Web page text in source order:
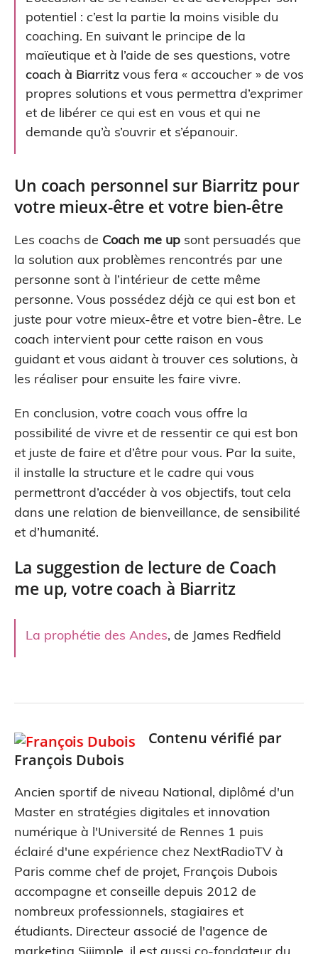
potentiel : c’est la partie la moins visible du
coaching. En suivant le principe de la
maïeutique et à l’aide de ses questions, votre
coach à Biarritzvous fera « accoucher » de vos
propres solutions et vous permettra d’exprimer
et de libérer ce qui est en vous et qui ne
demande qu’à s’ouvrir et s’épanouir.
Un coach personnel sur Biarritz pour
votre mieux-être et votre bien-être
Les coachs de Coach me up sont persuadés que
la solution aux problèmes rencontrés par une
personne sont à l’intérieur de cette même
personne. Vous possédez déjà ce qui est bon et
juste pour votre mieux-être et votre bien-être. Le
coach intervient pour cette raison en vous
guidant et vous aidant à trouver ces solutions, à
les réaliser pour ensuite les faire vivre.
En conclusion, votre coach vous offre la
possibilité de vivre et de ressentir ce qui est bon
et juste de faire et d’être pour vous. Par la suite,
il installe la structure et le cadre qui vous
permettront d’accéder à vos objectifs, tout cela
dans une relation de bienveillance, de sensibilité
et d’humanité.
La suggestion de lecture de Coach
me up, votre coach à Biarritz
La prophétie des Andes, de James Redfield
Contenu vérifié par
François Dubois
Ancien sportif de niveau National, diplômé d'un
Master en stratégies digitales et innovation
numérique à l'Université de Rennes 1 puis
éclairé d'une expérience chez NextRadioTV à
Paris comme chef de projet, François Dubois
accompagne et conseille depuis 2012 de
nombreux professionnels, stagiaires et
étudiants. Directeur associé de l'agence de